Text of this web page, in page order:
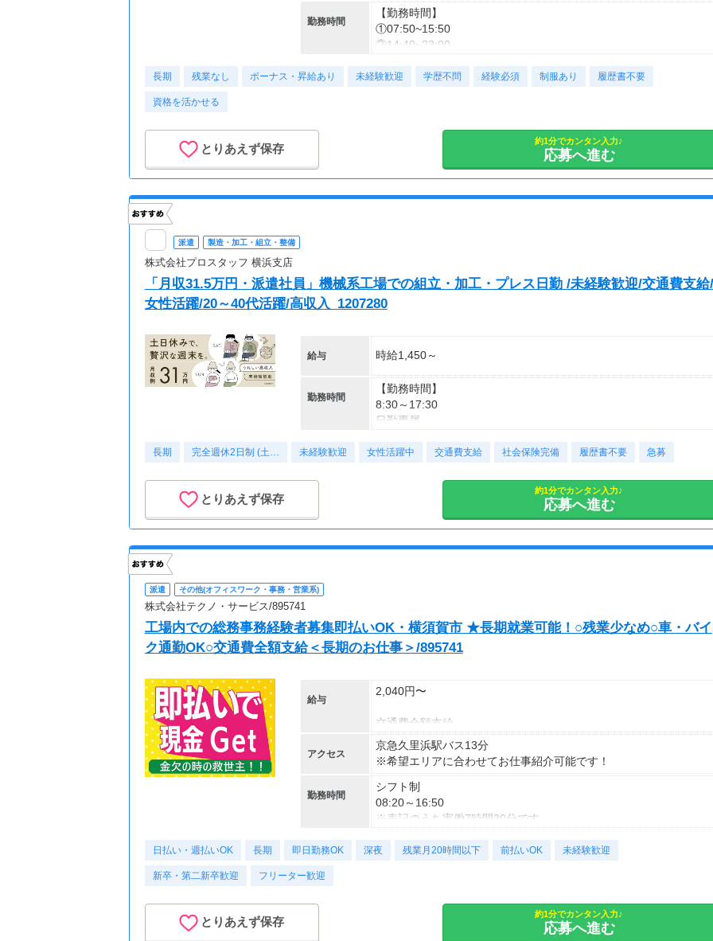
※構内の（無料）駐車場利用OK
勤務時間
【勤務時間】
①07:50~15:50
②14:40~23:00
【備考】
休暇：GW休暇・夏季休暇・年末年始休暇
長期 残業なし ボーナス・昇給あり 未経験歓迎 学歴不問 経験必須 制服あり 履歴書不要
資格を活かせる
とりあえず保存
約1分でカンタン入力♪
応募へ進む
派遣 製造・加工・組立・整備
株式会社プロスタッフ 横浜支店
「月収31.5万円・派遣社員」機械系工場での組立・加工・プレス日勤 /未経験歓迎/交通費支給/
女性活躍/20～40代活躍/高収入_1207280
給与 時給1,450～
勤務時間
【勤務時間】
8:30～17:30
日勤専属
土日休み
※繁忙期は残業、休出が発生します
※ご相談可能です
長期 完全週休2日制 (土… 未経験歓迎 女性活躍中 交通費支給 社会保険完備 履歴書不要 急募
とりあえず保存
約1分でカンタン入力♪
応募へ進む
派遣 その他(オフィスワーク・事務・営業系)
株式会社テクノ・サービス/895741
工場内での総務事務経験者募集即払いOK・横須賀市 ★長期就業可能！○残業少なめ○車・バイ
ク通勤OK○交通費全額支給＜長期のお仕事＞/895741
給与
2,040円〜
交通費全額支給
即払い制度有
アクセス
京急久里浜駅バス13分
※希望エリアに合わせてお仕事紹介可能です！
勤務時間
シフト制
08:20～16:50
※表記のうち実働7時間30分です。
勤務曜日：月・火・水・木・金
日払い・週払いOK 長期 即日勤務OK 深夜 残業月20時間以下 前払いOK 未経験歓迎
新卒・第二新卒歓迎 フリーター歓迎
とりあえず保存
約1分でカンタン入力♪
応募へ進む